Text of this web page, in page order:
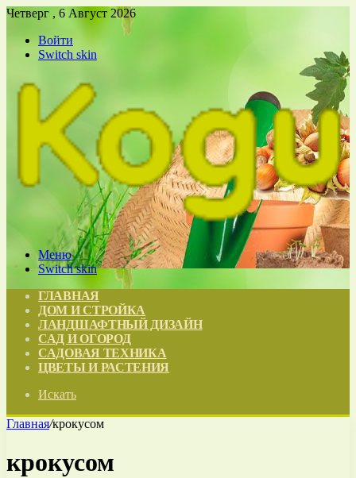
Четверг , 6 Август 2026
Войти
Switch skin
Меню
Switch skin
ГЛАВНАЯ
ДОМ И СТРОЙКА
ЛАНДШАФТНЫЙ ДИЗАЙН
САД И ОГОРОД
САДОВАЯ ТЕХНИКА
ЦВЕТЫ И РАСТЕНИЯ
Искать
Главная/крокусом
крокусом